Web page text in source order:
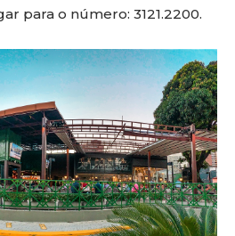
para o número: 3121.2200.